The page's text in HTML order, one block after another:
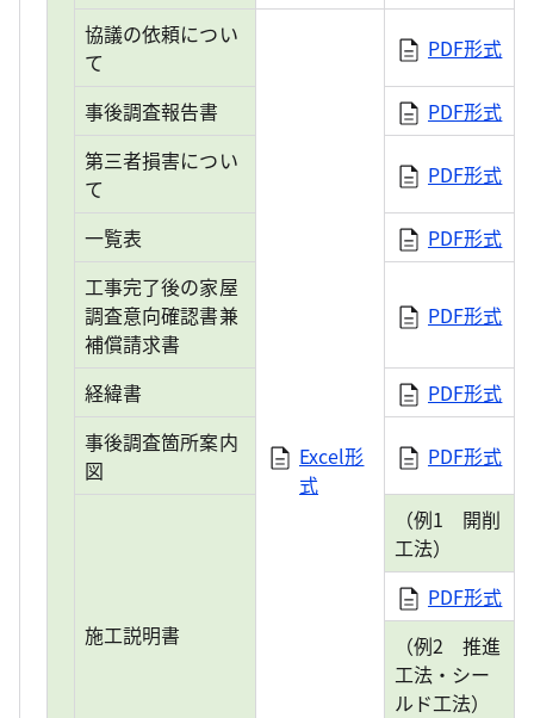
協議の依頼につい
て
Excel形
式
PDF形式
事後調査報告書
PDF形式
第三者損害につい
て
PDF形式
一覧表
PDF形式
工事完了後の家屋
調査意向確認書兼
補償請求書
PDF形式
経緯書
PDF形式
事後調査箇所案内
図
PDF形式
施工説明書
（例1 開削
工法）
PDF形式
（例2 推進
工法・シー
ルド工法）